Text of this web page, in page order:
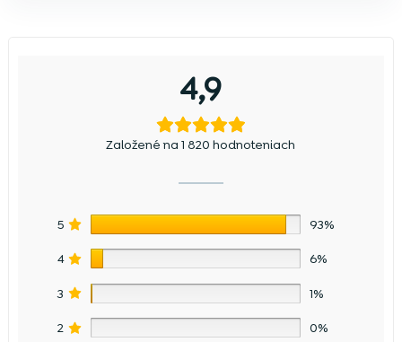
4,9
Založené na 1 820 hodnoteniach
5 93%
4 6%
3 1%
2 0%